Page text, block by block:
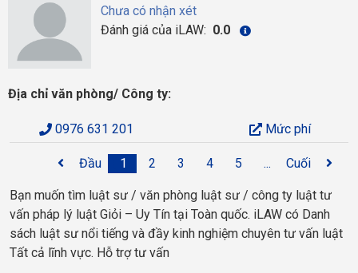
Chưa có nhận xét
Đánh giá của iLAW: 0.0
Địa chỉ văn phòng/ Công ty:
0976 631 201 Mức phí
Đầu 1 2 3 4 5 ... Cuối
Bạn muốn tìm luật sư / văn phòng luật sư / công ty luật tư
vấn pháp lý luật Giỏi – Uy Tín tại Toàn quốc. iLAW có Danh
sách luật sư nổi tiếng và đầy kinh nghiệm chuyên tư vấn luật
Tất cả lĩnh vực. Hỗ trợ tư vấn